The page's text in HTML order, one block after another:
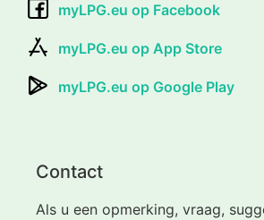
myLPG.eu op Facebook
myLPG.eu op App Store
myLPG.eu op Google Play
Contact
Als u een opmerking, vraag,